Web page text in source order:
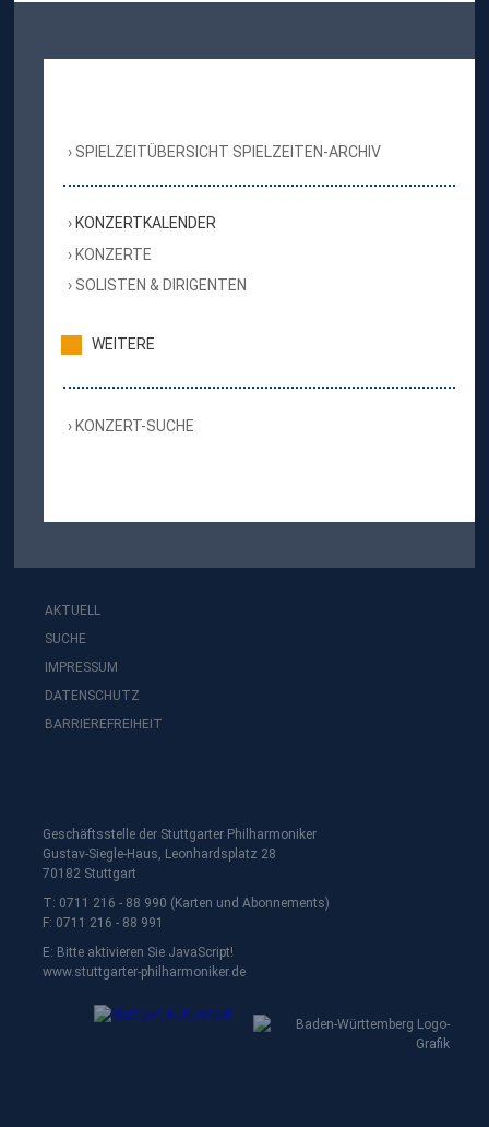
SPIELZEITÜBERSICHT SPIELZEITEN-ARCHIV
KONZERTKALENDER
KONZERTE
SOLISTEN & DIRIGENTEN
WEITERE
KONZERT-SUCHE
AKTUELL
SUCHE
IMPRESSUM
DATENSCHUTZ
BARRIEREFREIHEIT
Geschäftsstelle der Stuttgarter Philharmoniker
Gustav-Siegle-Haus, Leonhardsplatz 28
70182 Stuttgart
T: 0711 216 - 88 990 (Karten und Abonnements)
F: 0711 216 - 88 991
E: Bitte aktivieren Sie JavaScript!
www.stuttgarter-philharmoniker.de